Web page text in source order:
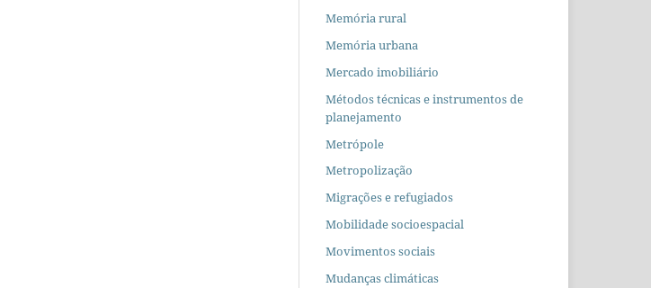
Memória rural
Memória urbana
Mercado imobiliário
Métodos técnicas e instrumentos de
planejamento
Metrópole
Metropolização
Migrações e refugiados
Mobilidade socioespacial
Movimentos sociais
Mudanças climáticas